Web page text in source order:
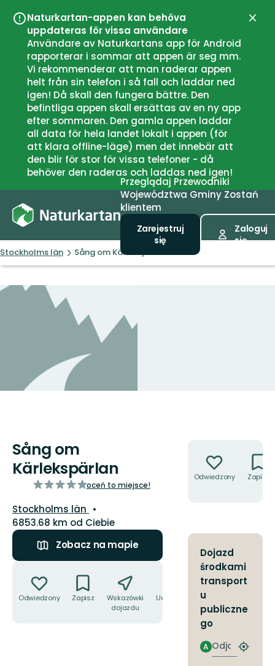
Naturkartan-appen kan behöva
uppdateras för vissa användare
Användare av Naturkartans app för Android
rapporterar i sommar att appen är seg mm.
Vi rekommenderar att man raderar appen
helt från sin telefon i så fall och laddar ned
igen! Då skall den fungera bättre. Den
befintliga appen skall ersättas av en ny app
efter sommaren. Den gamla appen laddar
all data för hela landet lokalt i appen (för
att klara offline-läge) men det innebär att
den blir för stor för vissa telefoner - då
behöver den raderas och laddas ned igen!
Przeglądaj Przewodniki
Województwa Gminy Zostań
klientem
Zarejestruj
się
Zaloguj
się
Stockholms län Sång om Kärlekspärlan
Sång om
Kärlekspärlan
z
gwiazdek
oceń to miejsce!
Województwo:
Stockholms län
6853.68 km od Ciebie
Zobacz na mapie
Odwiedzony Zapisz
Wskazówki
dojazdu
Udostępnij
Odwiedzony Zapisz
Dojazd
środkami
transport
u
publiczne
go
Odjazd
A
Znajdź